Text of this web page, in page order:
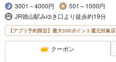
3001～4000円
501～1000円
JR徳山駅みゆき口より徒歩約19分
【アプリ予約限定】最大350ポイント還元対象店
クーポン